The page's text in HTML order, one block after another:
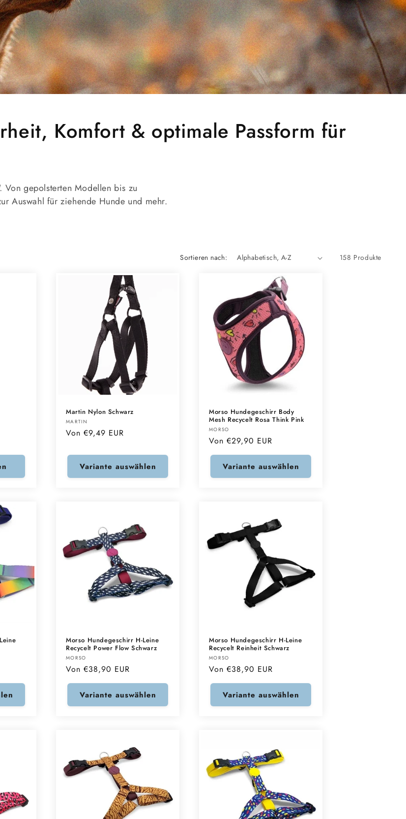
Komfort & optimale Passform für
gepolsterten Modellen bis zu
Auswahl für ziehende Hunde und mehr.
Sortieren nach: 158 Produkte
Martin Nylon Schwarz
Anbieter:
MARTIN
Normaler
Von €9,49 EUR
Variante auswählen
Morso Hundegeschirr Body
Mesh Recycelt Rosa Think Pink
Anbieter:
MORSO
Normaler
Von €29,90 EUR
Variante auswählen
Morso Hundegeschirr H-Leine
Recycelt Power Flow Schwarz
Anbieter:
MORSO
Normaler
Von €38,90 EUR
Variante auswählen
Morso Hundegeschirr H-Leine
Recycelt Reinheit Schwarz
Anbieter:
MORSO
Normaler
Von €38,90 EUR
Variante auswählen